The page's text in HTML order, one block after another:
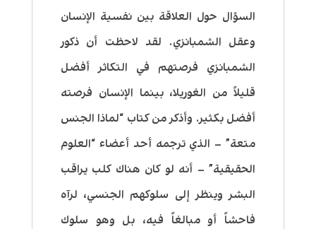
السؤال حول العلاقة بين نفسية الإنسان
وعقل الشمبانزي. لقد لاحظت أن ذكور
الشمبانزي فرصتهم في التكاثر أفضل
قليلاً من الغوريلا، بينما الإنسان فرصته
أفضل بكثير. وأذكر من كتاب “لماذا الجنس
متعة” – الذي ترجمه أحد أعضاء “العلوم
الحقيقية” – أنه لو كان هناك كلب يراقب
البشر وينظر إلى سلوكهم الجنسي، لرآه
فاحشاً أو مبالغاً فيه، بل وهو سلوك